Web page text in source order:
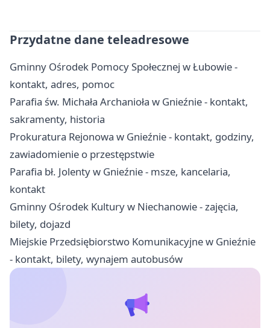
Przydatne dane teleadresowe
Gminny Ośrodek Pomocy Społecznej w Łubowie -
kontakt, adres, pomoc
Parafia św. Michała Archanioła w Gnieźnie - kontakt,
sakramenty, historia
Prokuratura Rejonowa w Gnieźnie - kontakt, godziny,
zawiadomienie o przestępstwie
Parafia bł. Jolenty w Gnieźnie - msze, kancelaria,
kontakt
Gminny Ośrodek Kultury w Niechanowie - zajęcia,
bilety, dojazd
Miejskie Przedsiębiorstwo Komunikacyjne w Gnieźnie
- kontakt, bilety, wynajem autobusów